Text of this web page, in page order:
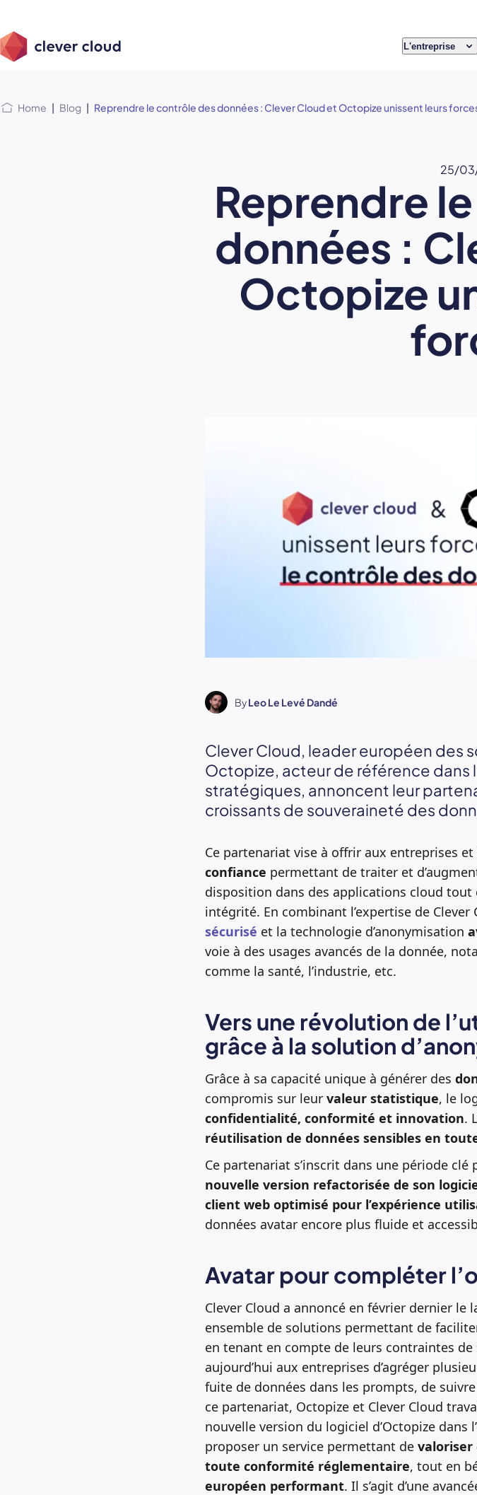
menu
L'entreprise
Home | Blog | Reprendre le contrôle des données : Clever Cloud et Octopize unissent leurs
25/
Reprendre
données :
Octopize
ByLeo Le Levé Dandé
Clever Cloud, leader européen des
Octopize, acteur de référence dans
stratégiques, annoncent leur
croissants de souveraineté des
Ce partenariat vise à offrir aux entreprises
confiance permettant de traiter et
disposition dans des applications cloud
intégrité. En combinant l’expertise de Clever
sécurisé et la technologie d’anonymisation
voie à des usages avancés de la donnée,
comme la santé, l’industrie, etc.
Vers une révolution de
grâce à la solution
Grâce à sa capacité unique à générer des
compromis sur leur valeur statistique, le
confidentialité, conformité et innovation.
réutilisation de données sensibles en
Ce partenariat s’inscrit dans une période
nouvelle version refactorisée de son
client web optimisé pour l’expérience
données avatar encore plus fluide et
Avatar pour compléter
Clever Cloud a annoncé en février dernier le
ensemble de solutions permettant de
en tenant en compte de leurs contraintes
aujourd’hui aux entreprises d’agréger
fuite de données dans les prompts, de
ce partenariat, Octopize et Clever Cloud
nouvelle version du logiciel d’Octopize dans
proposer un service permettant de valoriser
toute conformité réglementaire, tout en
européen performant. Il s’agit d’une